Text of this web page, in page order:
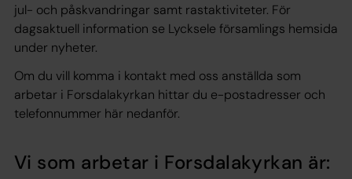
jul- och påskvandringar samt rastaktiviteter. För
dagsaktuell information se Lycksele församlings hemsida
under nyheter.
Om du vill komma i kontakt med oss anställda som
arbetar i Forsdalakyrkan hittar du e-postadresser och
telefonnummer här nedanför.
Vi som arbetar i Forsdalakyrkan är: